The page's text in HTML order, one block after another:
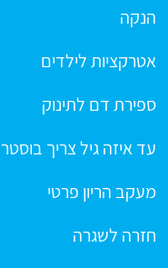
הנקה
אטרקציות לילדים
ספירת דם לתינוק
עד איזה גיל צריך בוסטר
מעקב הריון פרטי
חזרה לשגרה